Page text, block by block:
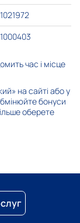
1021972
1000403
час і місце
на сайті або у
бонуси
оберете